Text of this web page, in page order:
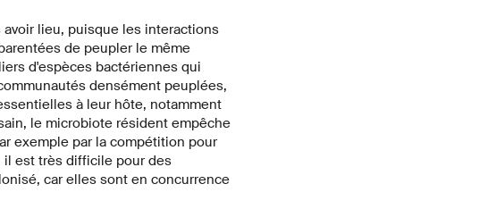
lieu, puisque les interactions
de peupler le même
d'espèces bactériennes qui
densément peuplées,
à leur hôte, notamment
le microbiote résident empêche
exemple par la compétition pour
est très difficile pour des
car elles sont en concurrence